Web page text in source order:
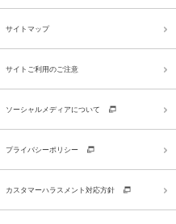
サイトマップ
サイトご利用のご注意
ソーシャルメディアについて
プライバシーポリシー
カスタマーハラスメント対応方針